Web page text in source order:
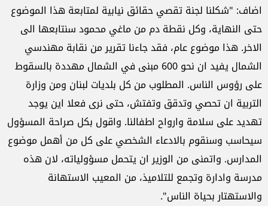
اضاف: "شكلنا لجنة تقصي حقائق نيابية لمتابعة هذا الموضوع
حتى النهاية، وكل نقطة دم من ماغي محمود سنتابعها الى
الاخر. هذا موضوع عام، فقد جاءنا تقرير من نقابة مهندسي
الشمال يفيد ان نحو 600 مبنى في الشمال مهددة بالسقوط
على رؤوس الناس. المطلوب من كل بلديات لبنان ومن وزارة
التربية ان تحصي وتدقق وتفتش، حتى نرى فعلا اين يوجد
تهديد على سلامة وارواح اطفالنا. واقول بكل صراحة المسؤول
سيحاسب وسنقوم بالادعاء الشخصي على كل من أهمل موضوع
المدارس. واتمنى من الوزير ان يتحمل مسؤولياته، لان هذه
مدرسة وادارة وتجمع للتلاميذ، من المعيب الاستهانة
والاستهتار بحياة الناس".